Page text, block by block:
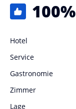
100%
Hotel
Service
Gastronomie
Zimmer
Lage